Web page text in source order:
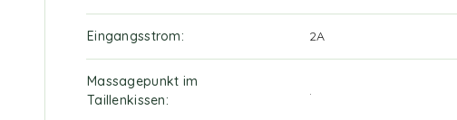
Eingangsstrom 2A
Massagepunkt im
Taillenkissen
.